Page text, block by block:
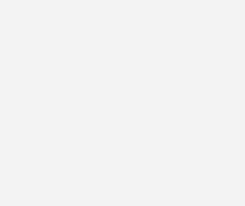
BEW den Baustart für ein Wärmekraftwerk mit
in Berlin-Mitte an. Die Anlage
Betrieb aufnehmen und von da an 30.000
mit erneuerbarer Energie“ versorgen, teilte
mit.
um Reiches Redispatch-Pläne
mit Speichern liefern Notstrom
Berlin senkt Kosten mit modernem